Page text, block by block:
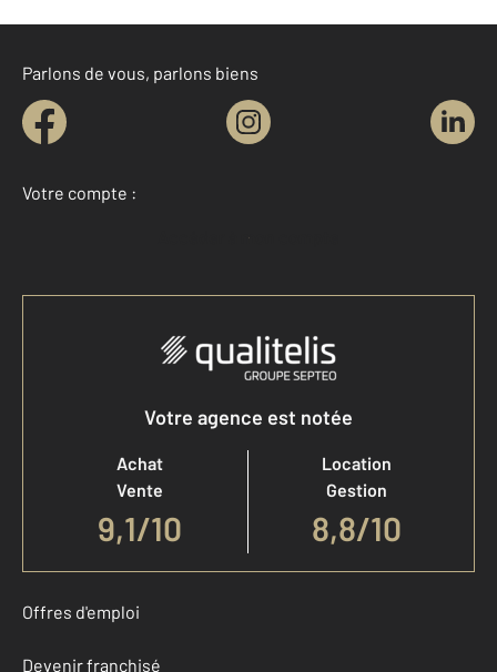
Parlons de vous, parlons biens
Votre compte :
Accéder à mon compte
Votre agence est notée
Achat
Vente
9,1/10
Location
Gestion
8,8/10
Offres d'emploi
Devenir franchisé